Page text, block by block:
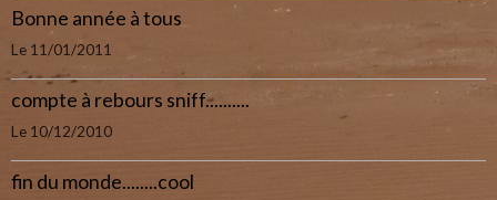
Bonne année à tous
Le 11/01/2011
compte à rebours sniff..........
Le 10/12/2010
fin du monde........cool